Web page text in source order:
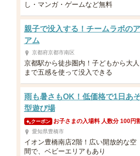
し・マンガ・ゲームなど無料
親子で没入する！チームラボの
アム
京都府京都市南区
京都駅から徒歩圏内！子どもから大人
まで五感を使って没入できる
雨も暑さもOK！低価格で1日あ
型遊び場
クーポン お子さまの入場料 人数分 100円
愛知県豊橋市
イオン豊橋南店2階！広い開放的な空
間で、ベビーエリアもあり